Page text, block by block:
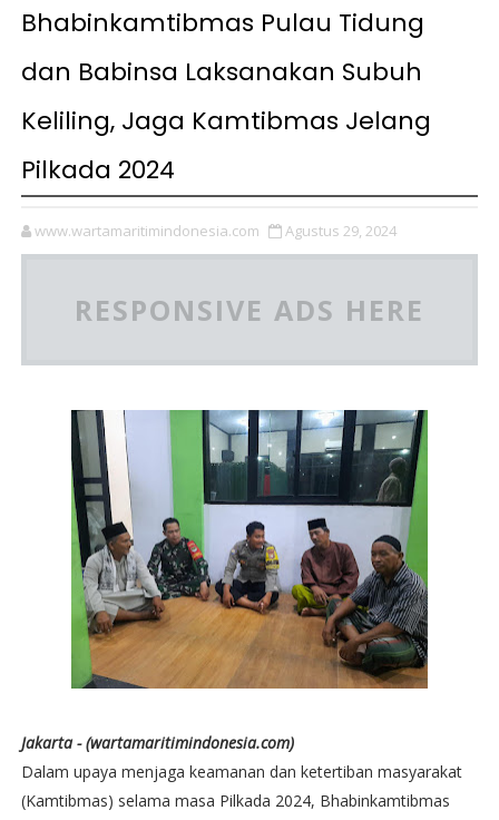
Bhabinkamtibmas Pulau Tidung
dan Babinsa Laksanakan Subuh
Keliling, Jaga Kamtibmas Jelang
Pilkada 2024
www.wartamaritimindonesia.com Agustus 29, 2024
RESPONSIVE ADS HERE
Jakarta - (wartamaritimindonesia.com)
Dalam upaya menjaga keamanan dan ketertiban masyarakat
(Kamtibmas) selama masa Pilkada 2024, Bhabinkamtibmas